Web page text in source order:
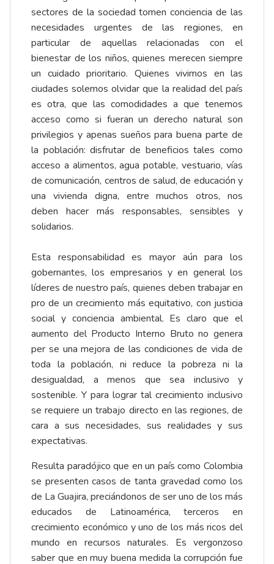
sectores de la sociedad tomen conciencia de las
necesidades urgentes de las regiones, en
particular de aquellas relacionadas con el
bienestar de los niños, quienes merecen siempre
un cuidado prioritario. Quienes vivimos en las
ciudades solemos olvidar que la realidad del país
es otra, que las comodidades a que tenemos
acceso como si fueran un derecho natural son
privilegios y apenas sueños para buena parte de
la población: disfrutar de beneficios tales como
acceso a alimentos, agua potable, vestuario, vías
de comunicación, centros de salud, de educación y
una vivienda digna, entre muchos otros, nos
deben hacer más responsables, sensibles y
solidarios.
Esta responsabilidad es mayor aún para los
gobernantes, los empresarios y en general los
líderes de nuestro país, quienes deben trabajar en
pro de un crecimiento más equitativo, con justicia
social y conciencia ambiental. Es claro que el
aumento del Producto Interno Bruto no genera
per se una mejora de las condiciones de vida de
toda la población, ni reduce la pobreza ni la
desigualdad, a menos que sea inclusivo y
sostenible. Y para lograr tal crecimiento inclusivo
se requiere un trabajo directo en las regiones, de
cara a sus necesidades, sus realidades y sus
expectativas.
Resulta paradójico que en un país como Colombia
se presenten casos de tanta gravedad como los
de La Guajira, preciándonos de ser uno de los más
educados de Latinoamérica, terceros en
crecimiento económico y uno de los más ricos del
mundo en recursos naturales. Es vergonzoso
saber que en muy buena medida la corrupción fue